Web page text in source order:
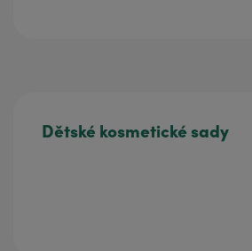
Dětské kosmetické sady